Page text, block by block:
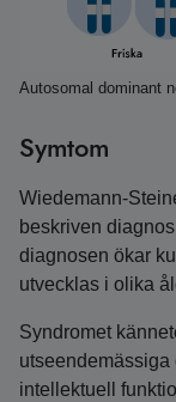
Autosomal dominant
Symtom
beskriven
diagnosen ökar
utvecklas i olika
Syndromet
utseendemässiga
intellektuell